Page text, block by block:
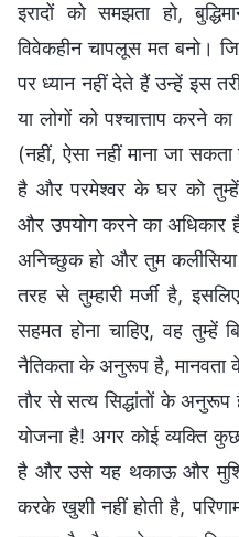
इरादों को समझता हो,
विवेकहीन चापलूस मत बनो।
पर ध्यान नहीं देते हैं उन्हें इस
या लोगों को पश्चात्ताप करने
(नहीं, ऐसा नहीं माना जा
है और परमेश्वर के घर को तुम्हें
और उपयोग करने का अधिकार
अनिच्छुक हो और तुम
तरह से तुम्हारी मर्जी है,
सहमत होना चाहिए, वह तुम्हें
नैतिकता के अनुरूप है,
तौर से सत्य सिद्धांतों के अनुरूप
योजना है! अगर कोई व्यक्ति
है और उसे यह थकाऊ और
करके खुशी नहीं होती है,